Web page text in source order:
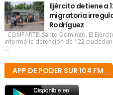
Ejército detiene a
migratoria
Rodríguez
COMPARTE: Santo Domingo. El
informó la detención de 122
...
APP DE PODER SUR 104 FM